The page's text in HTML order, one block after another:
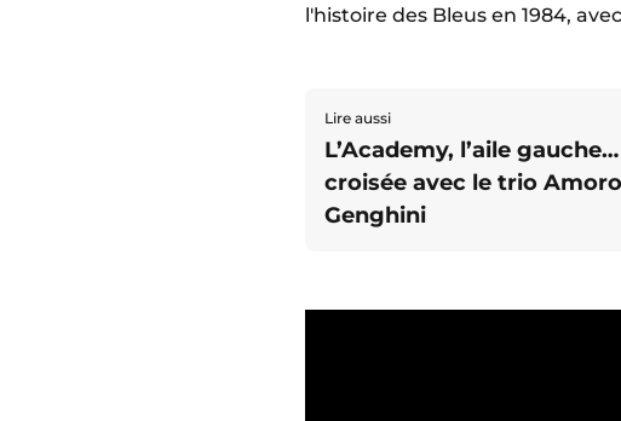
l'histoire des Bleus en 1984,
Lire aussi
L’Academy, l’aile
croisée avec le trio
Genghini